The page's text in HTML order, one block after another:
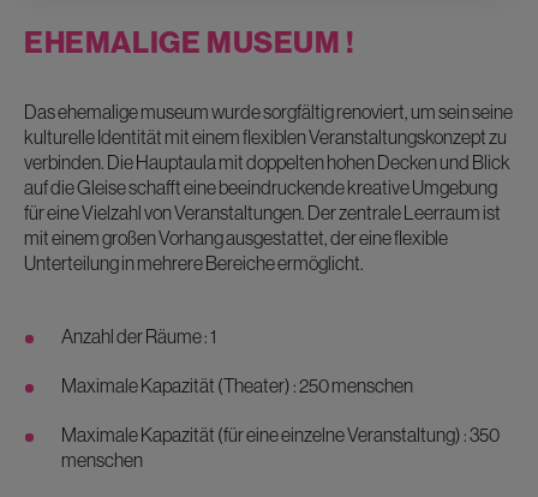
EHEMALIGE MUSEUM !
Das ehemalige museum wurde sorgfältig renoviert, um sein seine
kulturelle Identität mit einem flexiblen Veranstaltungskonzept zu
verbinden. Die Hauptaula mit doppelten hohen Decken und Blick
auf die Gleise schafft eine beeindruckende kreative Umgebung
für eine Vielzahl von Veranstaltungen. Der zentrale Leerraum ist
mit einem großen Vorhang ausgestattet, der eine flexible
Unterteilung in mehrere Bereiche ermöglicht.
Anzahl der Räume : 1
Maximale Kapazität (Theater) : 250 menschen
Maximale Kapazität (für eine einzelne Veranstaltung) : 350
menschen